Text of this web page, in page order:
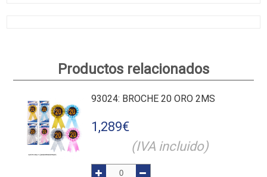
Productos relacionados
93024: BROCHE 20 ORO 2MS
1,289€
(IVA incluido)